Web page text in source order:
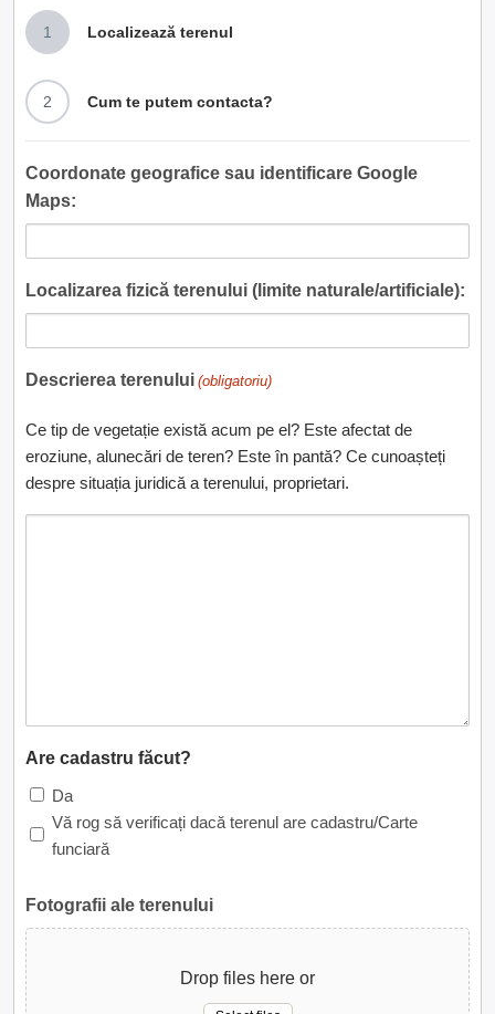
1 Localizează terenul
2 Cum te putem contacta?
Coordonate geografice sau identificare Google
Maps:
Localizarea fizică terenului (limite naturale/artificiale):
Descrierea terenului (obligatoriu)
Ce tip de vegetație există acum pe el? Este afectat de
eroziune, alunecări de teren? Este în pantă? Ce cunoașteți
despre situația juridică a terenului, proprietari.
Are cadastru făcut?
Da
Vă rog să verificați dacă terenul are cadastru/Carte
funciară
Fotografii ale terenului
Drop files here or